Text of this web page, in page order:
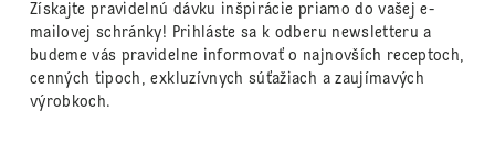
Získajte pravidelnú dávku inšpirácie priamo do vašej e-
mailovej schránky! Prihláste sa k odberu newsletteru a
budeme vás pravidelne informovať o najnovších receptoch,
cenných tipoch, exkluzívnych súťažiach a zaujímavých
výrobkoch.